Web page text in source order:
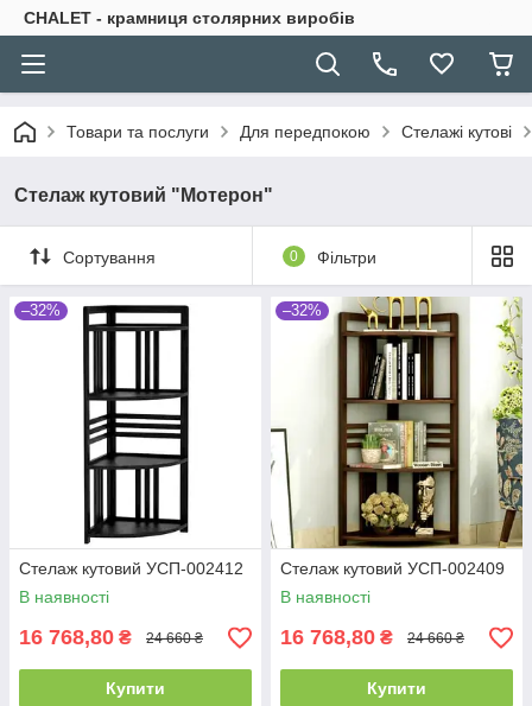
CHALET - крамниця столярних виробів
Товари та послуги Для передпокою Стелажі кутові
Стелаж кутовий "Мотерон"
Сортування 0 Фільтри
–32%
Стелаж кутовий УСП-002412
В наявності
16 768,80 ₴ 24 660 ₴
Купити
–32%
Стелаж кутовий УСП-002409
В наявності
16 768,80 ₴ 24 660 ₴
Купити